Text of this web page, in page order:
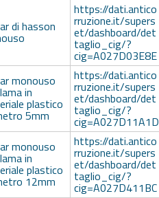
di hasson
https://dati.antico
rruzione.it/supers
et/dashboard/det
taglio_cig/?
cig=A027D03E8E
monouso
in
plastico
5mm
https://dati.antico
rruzione.it/supers
et/dashboard/det
taglio_cig/?
cig=A027D11A1D
monouso
in
plastico
12mm
https://dati.antico
rruzione.it/supers
et/dashboard/det
taglio_cig/?
cig=A027D411BC